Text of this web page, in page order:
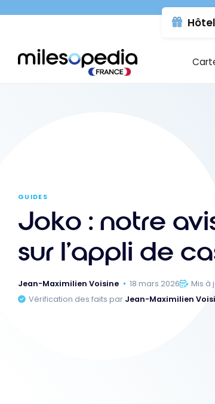
Panneau de gestion des cookies
contenu
GUIDES
Joko : notre
sur l’appli de
Jean-Maximilien Voisine 18 mars 2026
Mis à
Vérification des faits par Jean-Maximilien